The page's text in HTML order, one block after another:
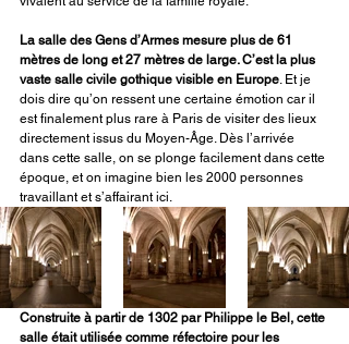
La salle des Gens d’Armes mesure plus de 61
mètres de long et 27 mètres de large. C’est la plus
vaste salle civile gothique visible en Europe . Et je
dois dire qu’on ressent une certaine émotion car il
est finalement plus rare à Paris de visiter des lieux
directement issus du Moyen-Âge. Dès l’arrivée
dans cette salle, on se plonge facilement dans cette
époque, et on imagine bien les 2000 personnes
travaillant et s’affairant ici.
Construite à partir de 1302 par Philippe le Bel, cette
salle était utilisée comme réfectoire pour les